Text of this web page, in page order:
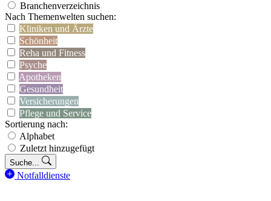
Branchenverzeichnis
Nach Themenwelten suchen:
Kliniken und Ärzte
Schönheit
Reha und Fitness
Psyche
Apotheken
Gesundheit
Versicherungen
Pflege und Service
Sortierung nach:
Alphabet
Zuletzt hinzugefügt
Suche...
Notfalldienste